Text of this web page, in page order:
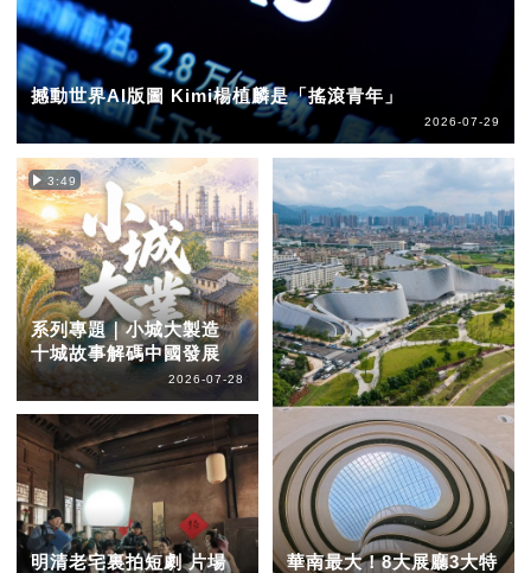
撼動世界AI版圖 Kimi楊植麟是「搖滾青年」
2026-07-29
3:49
系列專題｜小城大製造
十城故事解碼中國發展
2026-07-28
明清老宅裏拍短劇 片場
華南最大！8大展廳3大特